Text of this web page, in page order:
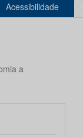
Acessibilidade
a